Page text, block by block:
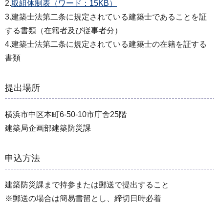
2.取組体制表（ワード：15KB）
3.建築士法第二条に規定されている建築士であることを証
する書類（在籍者及び従事者分）
4.建築士法第二条に規定されている建築士の在籍を証する
書類
提出場所
横浜市中区本町6-50-10市庁舎25階
建築局企画部建築防災課
申込方法
建築防災課まで持参または郵送で提出すること
※郵送の場合は簡易書留とし、締切日時必着